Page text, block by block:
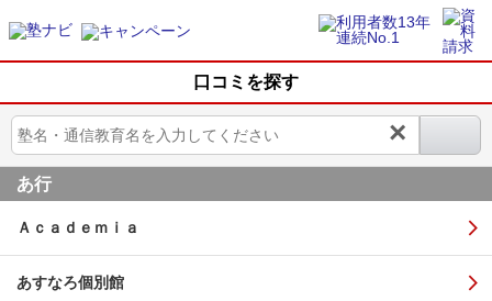
口コミを探す
×
あ行
Ａｃａｄｅｍｉａ
あすなろ個別館